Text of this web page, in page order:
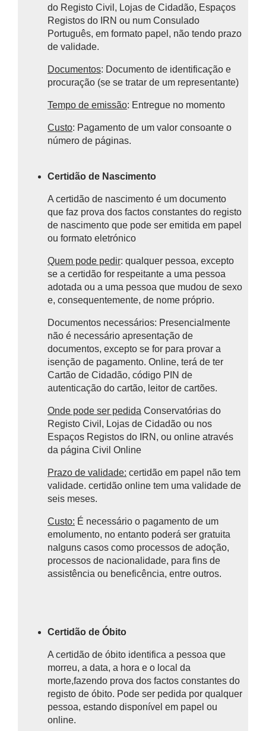
do Registo Civil, Lojas de Cidadão, Espaços
Registos do IRN ou num Consulado
Português, em formato papel, não tendo prazo
de validade.
Documentos: Documento de identificação e
procuração (se se tratar de um representante)
Tempo de emissão: Entregue no momento
Custo: Pagamento de um valor consoante o
número de páginas.
Certidão de Nascimento
A certidão de nascimento é um documento
que faz prova dos factos constantes do registo
de nascimento que pode ser emitida em papel
ou formato eletrónico
Quem pode pedir: qualquer pessoa, excepto
se a certidão for respeitante a uma pessoa
adotada ou a uma pessoa que mudou de sexo
e, consequentemente, de nome próprio.
Documentos necessários: Presencialmente
não é necessário apresentação de
documentos, excepto se for para provar a
isenção de pagamento. Online, terá de ter
Cartão de Cidadão, código PIN de
autenticação do cartão, leitor de cartões.
Onde pode ser pedida Conservatórias do
Registo Civil, Lojas de Cidadão ou nos
Espaços Registos do IRN, ou online através
da página Civil Online
Prazo de validade: certidão em papel não tem
validade. certidão online tem uma validade de
seis meses.
Custo: É necessário o pagamento de um
emolumento, no entanto poderá ser gratuita
nalguns casos como processos de adoção,
processos de nacionalidade, para fins de
assistência ou beneficência, entre outros.
Certidão de Óbito
A certidão de óbito identifica a pessoa que
morreu, a data, a hora e o local da
morte,fazendo prova dos factos constantes do
registo de óbito. Pode ser pedida por qualquer
pessoa, estando disponível em papel ou
online.